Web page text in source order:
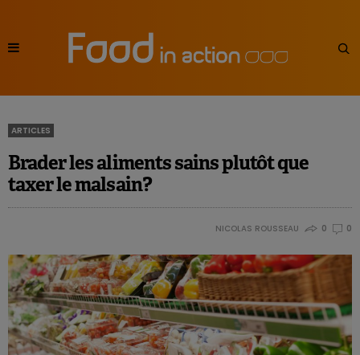
ARTICLES
Brader les aliments sains plutôt que
taxer le malsain?
NICOLAS ROUSSEAU 0 0